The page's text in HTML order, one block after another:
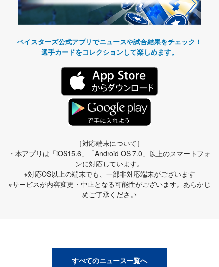
ベイスターズ公式アプリでニュースや試合結果をチェック！
選手カードをコレクションして楽しめます。
［対応端末について］
・本アプリは「iOS15.6」「Android OS 7.0」以上のスマートフォ
ンに対応しています。
※対応OS以上の端末でも、一部非対応端末がございます
※サービスが内容変更・中止となる可能性がございます。あらかじ
めご了承ください
すべてのニュース一覧へ